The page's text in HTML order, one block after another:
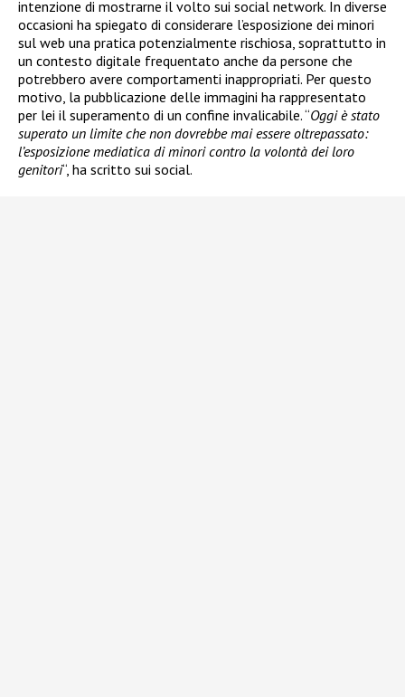
intenzione di mostrarne il volto sui social network. In diverse
occasioni ha spiegato di considerare l’esposizione dei minori
sul web una pratica potenzialmente rischiosa, soprattutto in
un contesto digitale frequentato anche da persone che
potrebbero avere comportamenti inappropriati. Per questo
motivo, la pubblicazione delle immagini ha rappresentato
per lei il superamento di un confine invalicabile. “Oggi è stato
superato un limite che non dovrebbe mai essere oltrepassato:
l’esposizione mediatica di minori contro la volontà dei loro
genitori“, ha scritto sui social.